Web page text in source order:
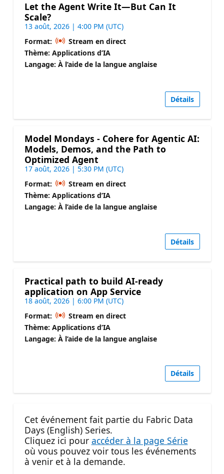
Let the Agent Write It—But Can It
Scale?
13 août, 2026 | 4:00 PM (UTC)
Format:
Stream en direct
Thème: Applications d’IA
Langage: À l’aide de la langue anglaise
Détails
Model Mondays - Cohere for Agentic AI:
Models, Demos, and the Path to
Optimized Agent
17 août, 2026 | 5:30 PM (UTC)
Format:
Stream en direct
Thème: Applications d’IA
Langage: À l’aide de la langue anglaise
Détails
Practical path to build AI-ready
application on App Service
18 août, 2026 | 6:00 PM (UTC)
Format:
Stream en direct
Thème: Applications d’IA
Langage: À l’aide de la langue anglaise
Détails
Cet événement fait partie du Fabric Data
Days (English) Series.
Cliquez ici pour accéder à la page Série
où vous pouvez voir tous les événements
à venir et à la demande.